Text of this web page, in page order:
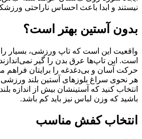
نیستند و ابدا باعث احساس ناراحتی
بدون آستین بهتر است؟
واقعیت این است که تاپ‌ ورزشی، بسیار
است. این تاپ‌ها عرق بدن را گیر
حرکت آسان و بی‌دغدغه را برایتان فراهم
هر نحوی سراغ بلوزهای آستین بلند ورزشی
انتخاب کنید که آستینشان بیش از اندازه
باشید که وزن لباس نیز باید کم باشد.
انتخاب کفش مناسب